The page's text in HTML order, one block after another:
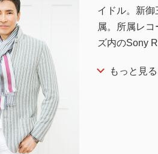
イドル。新
属。所属レ
ズ内のSony
もっと見る